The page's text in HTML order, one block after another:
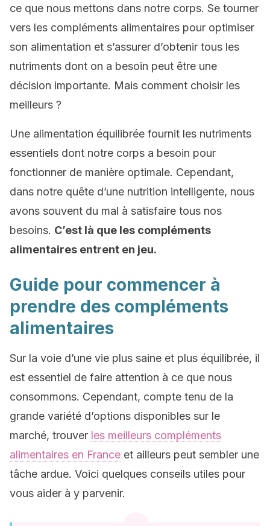
ce que nous mettons dans notre corps. Se tourner
vers les compléments alimentaires pour optimiser
son alimentation et s’assurer d’obtenir tous les
nutriments dont on a besoin peut être une
décision importante. Mais comment choisir les
meilleurs ?
Une alimentation équilibrée fournit les nutriments
essentiels dont notre corps a besoin pour
fonctionner de manière optimale. Cependant,
dans notre quête d’une nutrition intelligente, nous
avons souvent du mal à satisfaire tous nos
besoins. C’est là que les compléments
alimentaires entrent en jeu.
Guide pour commencer à
prendre des compléments
alimentaires
Sur la voie d’une vie plus saine et plus équilibrée, il
est essentiel de faire attention à ce que nous
consommons. Cependant, compte tenu de la
grande variété d’options disponibles sur le
marché, trouver les meilleurs compléments
alimentaires en France et ailleurs peut sembler une
tâche ardue. Voici quelques conseils utiles pour
vous aider à y parvenir.